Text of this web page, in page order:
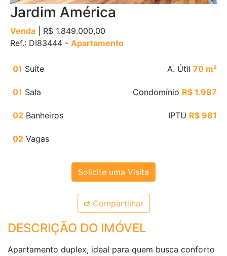
Jardim América
Venda | R$ 1.849.000,00
Ref.: DI83444 - Apartamento
01 Suíte
01 Sala
02 Banheiros
02 Vagas
A. Útil 70 m²
Condomínio R$ 1.987
IPTU R$ 981
Solicite uma Visita
Compartilhar
DESCRIÇÃO DO IMÓVEL
Apartamento duplex, ideal para quem busca conforto